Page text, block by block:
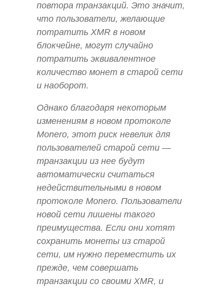
повтора транзакций. Это значит,
что пользователи, желающие
потратить XMR в новом
блокчейне, могут случайно
потратить эквивалентное
количество монет в старой сети
и наоборот.
Однако благодаря некоторым
изменениям в новом протоколе
Monero, этот риск невелик для
пользователей старой сети —
транзакции из нее будут
автоматически считаться
недействительными в новом
протоколе Monero. Пользователи
новой сети лишены такого
преимущества. Если они хотят
сохранить монеты из старой
сети, им нужно переместить их
прежде, чем совершать
транзакции со своими XMR, и